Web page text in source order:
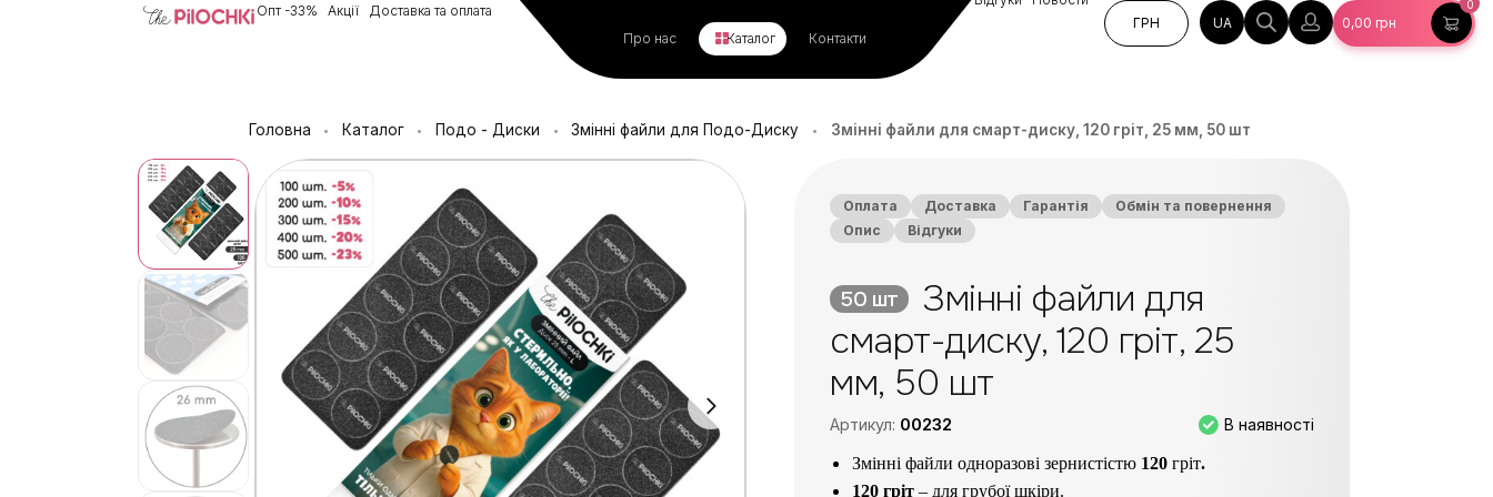
Опт -33% Акції
Доставка та оплата
Про нас
Каталог Контакти
ГРН
UA 0,00 грн
0
Головна • Каталог • Подо - Диски • Змінні файли для Подо-Диску • Змінні файли для смарт-диску, 120 гріт, 25 мм, 50 шт
Оплата Доставка Гарантія
Обмін та повернення
Опис
Відгуки
50 шт
Змінні файли для
смарт-диску, 120 гріт, 25
мм, 50 шт
Артикул: 00232 В наявності
Змінні файли одноразові зернистістю 120 гріт.
120 гріт – для грубої шкіри.